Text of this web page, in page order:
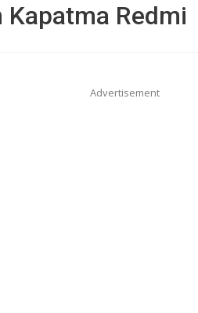
Redmi
Advertisement